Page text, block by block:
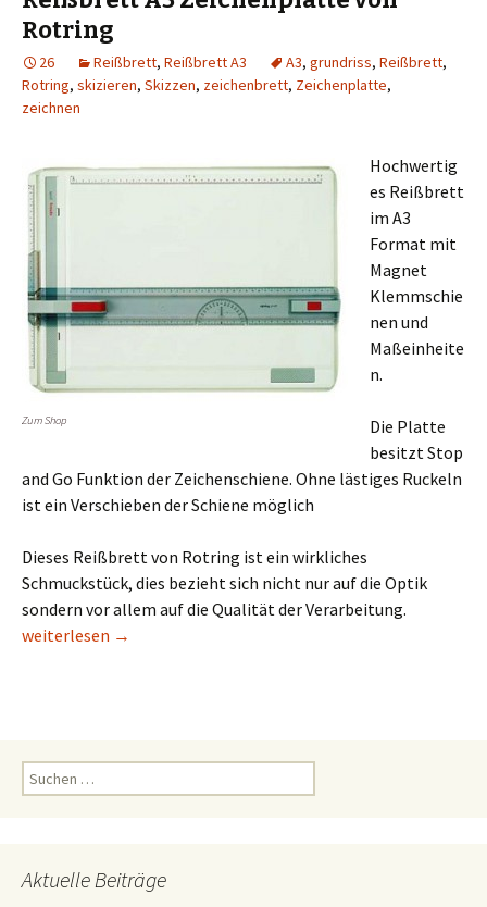
Rotring
26 Reißbrett, Reißbrett A3 A3, grundriss, Reißbrett,
Rotring, skizieren, Skizzen, zeichenbrett, Zeichenplatte,
zeichnen
Zum Shop
Hochwertig
es Reißbrett
im A3
Format mit
Magnet
Klemmschie
nen und
Maßeinheite
n.
Die Platte
besitzt Stop
and Go Funktion der Zeichenschiene. Ohne lästiges Ruckeln
ist ein Verschieben der Schiene möglich
Dieses Reißbrett von Rotring ist ein wirkliches
Schmuckstück, dies bezieht sich nicht nur auf die Optik
sondern vor allem auf die Qualität der Verarbeitung.
Reißbrett A3 Zeichenplatte von Rotring
weiterlesen →
Suchen
nach:
Aktuelle Beiträge